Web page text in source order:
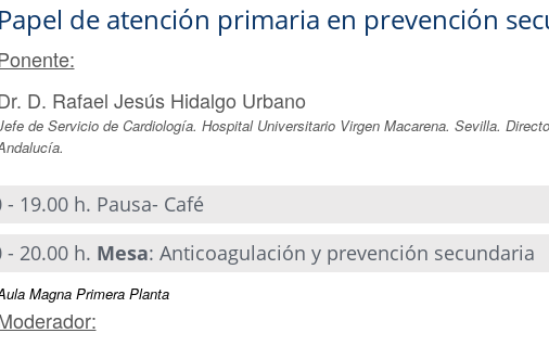
Papel de atención primaria en prevención
D. Rafael Jesús Hidalgo Urbano
de Servicio de Cardiología. Hospital Universitario Virgen Macarena. Sevilla.
- 19.00 h. Pausa- Café
- 20.00 h. Mesa: Anticoagulación y prevención secundaria
Magna Primera Planta